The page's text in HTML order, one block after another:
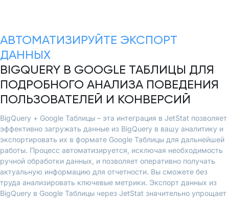
АВТОМАТИЗИРУЙТЕ ЭКСПОРТ
ДАННЫХ
BIGQUERY В GOOGLE ТАБЛИЦЫ ДЛЯ
ПОДРОБНОГО АНАЛИЗА ПОВЕДЕНИЯ
ПОЛЬЗОВАТЕЛЕЙ И КОНВЕРСИЙ
BigQuery + Google Таблицы – эта интеграция в JetStat позволяет
эффективно загружать данные из BigQuery в вашу аналитику и
экспортировать их в формате Google Таблицы для дальнейшей
работы. Процесс автоматизируется, исключая необходимость
ручной обработки данных, и позволяет оперативно получать
актуальную информацию для отчетности. Вы сможете без
труда анализировать ключевые метрики. Экспорт данных из
BigQuery в Google Таблицы через JetStat значительно упрощает